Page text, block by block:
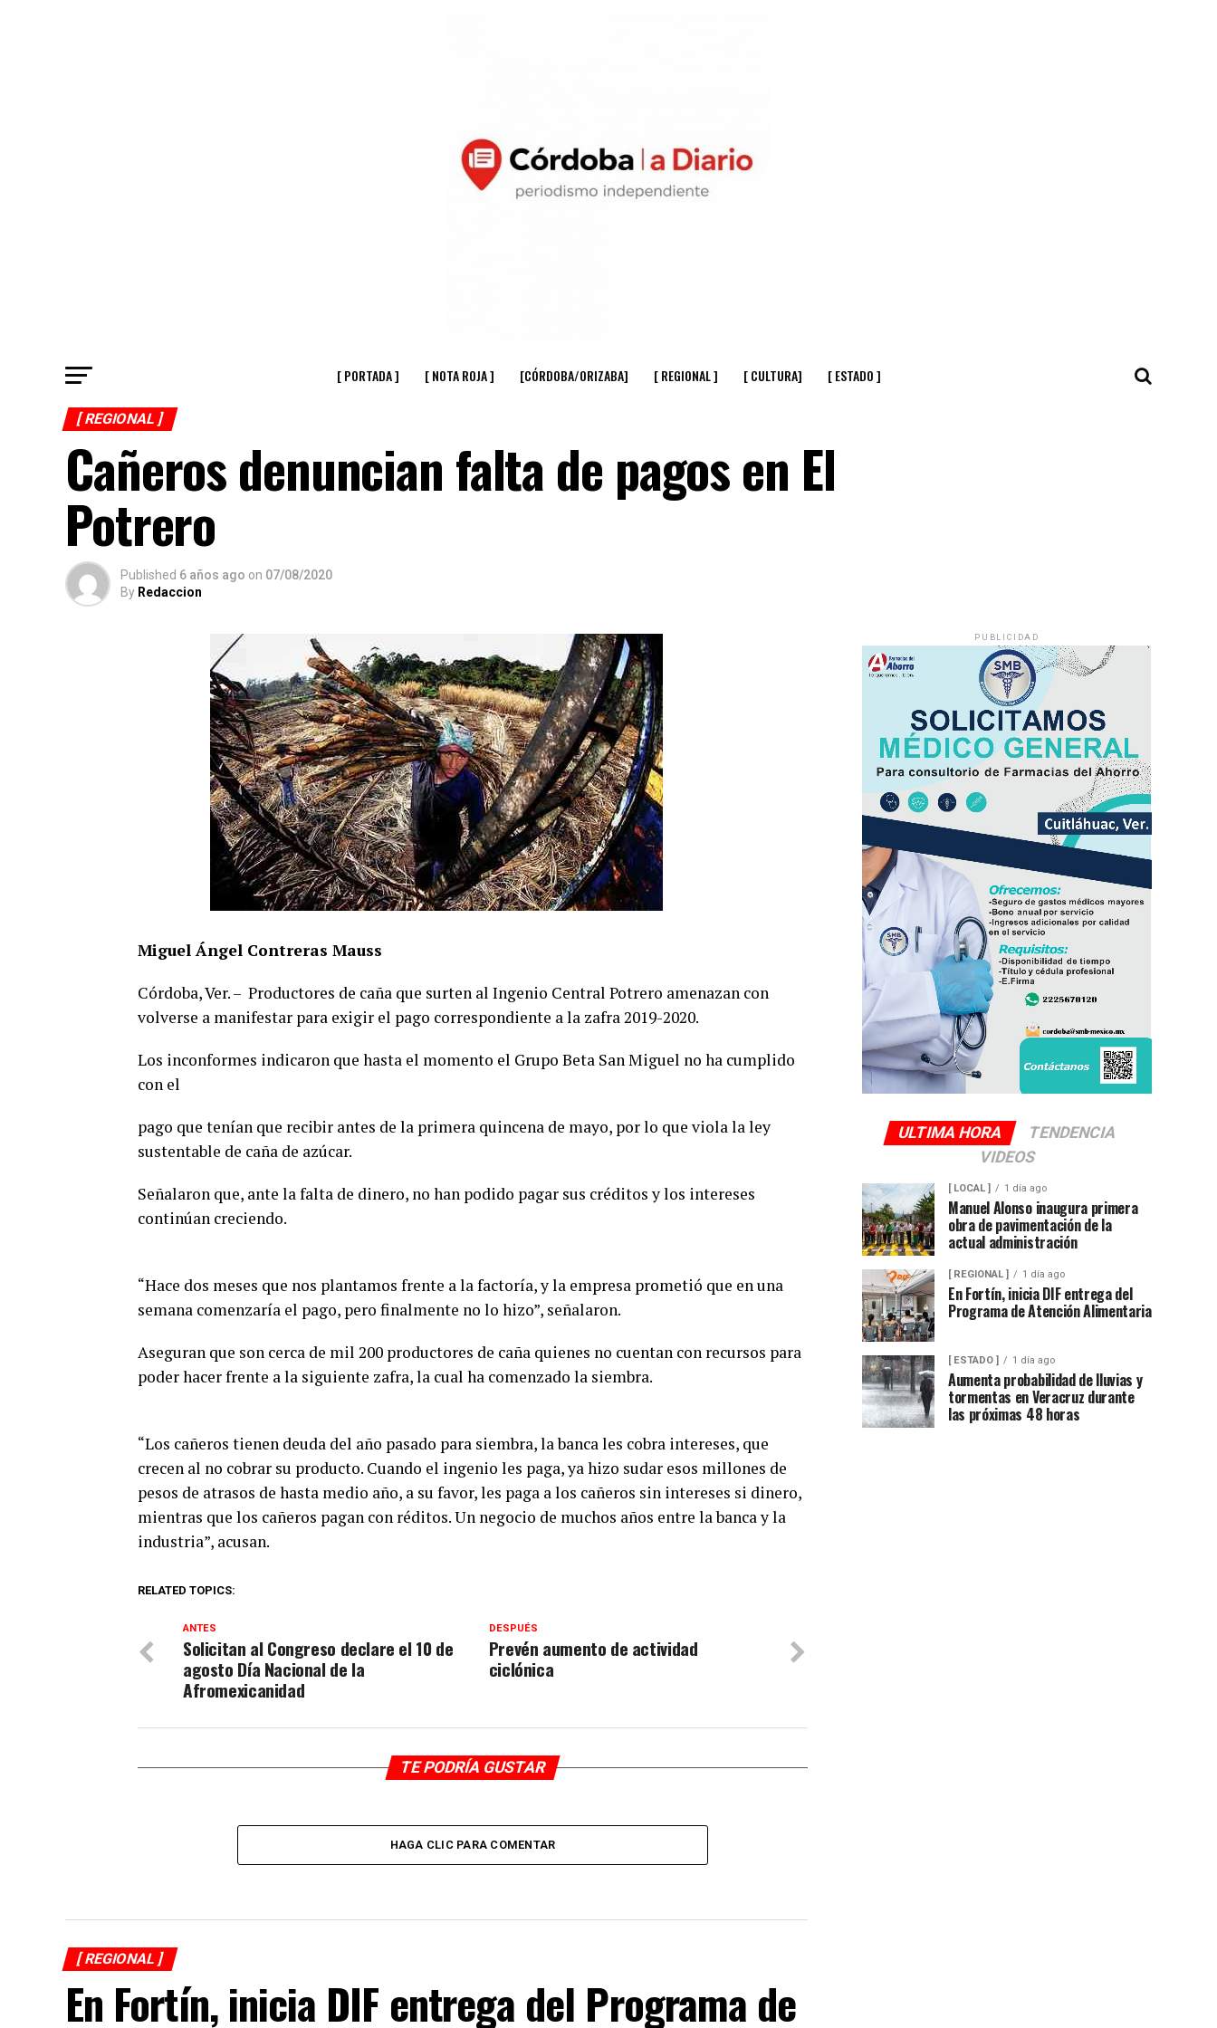
[ PORTADA ] [ NOTA ROJA ] [CÓRDOBA/ORIZABA] [ REGIONAL ] [ CULTURA] [ ESTADO ]
[ REGIONAL ]
Cañeros denuncian falta de pagos en El
Potrero
Published 6 años ago on 07/08/2020
By Redaccion
Miguel Ángel Contreras Mauss
Córdoba, Ver. – Productores de caña que surten al Ingenio Central Potrero amenazan con
volverse a manifestar para exigir el pago correspondiente a la zafra 2019-2020.
Los inconformes indicaron que hasta el momento el Grupo Beta San Miguel no ha cumplido
con el
pago que tenían que recibir antes de la primera quincena de mayo, por lo que viola la ley
sustentable de caña de azúcar.
Señalaron que, ante la falta de dinero, no han podido pagar sus créditos y los intereses
continúan creciendo.
“Hace dos meses que nos plantamos frente a la factoría, y la empresa prometió que en una
semana comenzaría el pago, pero finalmente no lo hizo”, señalaron.
Aseguran que son cerca de mil 200 productores de caña quienes no cuentan con recursos para
poder hacer frente a la siguiente zafra, la cual ha comenzado la siembra.
“Los cañeros tienen deuda del año pasado para siembra, la banca les cobra intereses, que
crecen al no cobrar su producto. Cuando el ingenio les paga, ya hizo sudar esos millones de
pesos de atrasos de hasta medio año, a su favor, les paga a los cañeros sin intereses si dinero,
mientras que los cañeros pagan con réditos. Un negocio de muchos años entre la banca y la
industria”, acusan.
RELATED TOPICS:
DESPUÉS
Prevén aumento de actividad
ciclónica
ANTES
Solicitan al Congreso declare el 10 de
agosto Día Nacional de la
Afromexicanidad
TE PODRÍA GUSTAR
HAGA CLIC PARA COMENTAR
[ REGIONAL ]
En Fortín, inicia DIF entrega del Programa de
PUBLICIDAD
ULTIMA HORA
TENDENCIA
VIDEOS
[ LOCAL ] 1 día ago
Manuel Alonso inaugura primera
obra de pavimentación de la
actual administración
[ REGIONAL ] 1 día ago
En Fortín, inicia DIF entrega del
Programa de Atención Alimentaria
[ ESTADO ] 1 día ago
Aumenta probabilidad de lluvias y
tormentas en Veracruz durante
las próximas 48 horas